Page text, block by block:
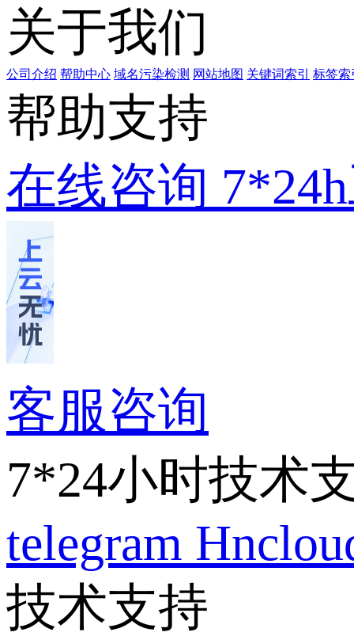
关于我们
公司介绍 帮助中心 域名污染检测 网站地图 关键词索引 标签索
帮助支持
在线咨询
客服咨询
7*24小时技术
telegram
技术支持